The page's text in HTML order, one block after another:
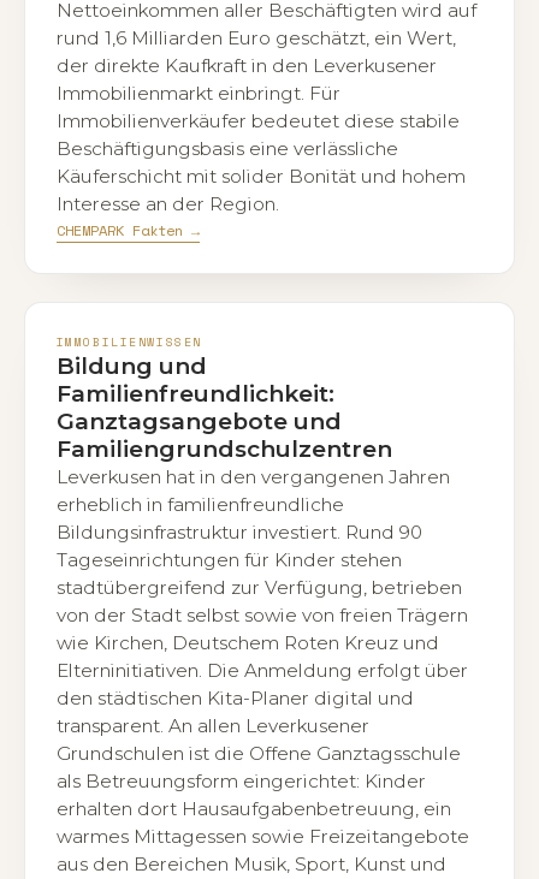
Nettoeinkommen aller Beschäftigten wird auf
rund 1,6 Milliarden Euro geschätzt, ein Wert,
der direkte Kaufkraft in den Leverkusener
Immobilienmarkt einbringt. Für
Immobilienverkäufer bedeutet diese stabile
Beschäftigungsbasis eine verlässliche
Käuferschicht mit solider Bonität und hohem
Interesse an der Region.
CHEMPARK Fakten →
IMMOBILIENWISSEN
Bildung und
Familienfreundlichkeit:
Ganztagsangebote und
Familiengrundschulzentren
Leverkusen hat in den vergangenen Jahren
erheblich in familienfreundliche
Bildungsinfrastruktur investiert. Rund 90
Tageseinrichtungen für Kinder stehen
stadtübergreifend zur Verfügung, betrieben
von der Stadt selbst sowie von freien Trägern
wie Kirchen, Deutschem Roten Kreuz und
Elterninitiativen. Die Anmeldung erfolgt über
den städtischen Kita-Planer digital und
transparent. An allen Leverkusener
Grundschulen ist die Offene Ganztagsschule
als Betreuungsform eingerichtet: Kinder
erhalten dort Hausaufgabenbetreuung, ein
warmes Mittagessen sowie Freizeitangebote
aus den Bereichen Musik, Sport, Kunst und